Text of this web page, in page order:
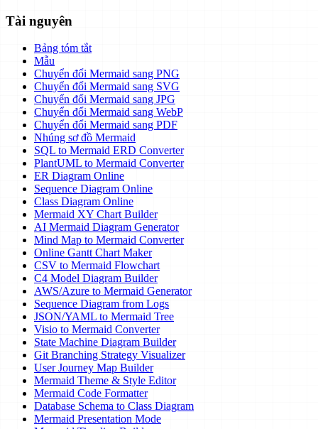
Tài nguyên
Bảng tóm tắt
Mẫu
Chuyển đổi Mermaid sang PNG
Chuyển đổi Mermaid sang SVG
Chuyển đổi Mermaid sang JPG
Chuyển đổi Mermaid sang WebP
Chuyển đổi Mermaid sang PDF
Nhúng sơ đồ Mermaid
SQL to Mermaid ERD Converter
PlantUML to Mermaid Converter
ER Diagram Online
Sequence Diagram Online
Class Diagram Online
Mermaid XY Chart Builder
AI Mermaid Diagram Generator
Mind Map to Mermaid Converter
Online Gantt Chart Maker
CSV to Mermaid Flowchart
C4 Model Diagram Builder
AWS/Azure to Mermaid Generator
Sequence Diagram from Logs
JSON/YAML to Mermaid Tree
Visio to Mermaid Converter
State Machine Diagram Builder
Git Branching Strategy Visualizer
User Journey Map Builder
Mermaid Theme & Style Editor
Mermaid Code Formatter
Database Schema to Class Diagram
Mermaid Presentation Mode